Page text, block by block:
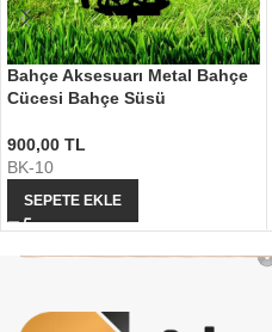
Bahçe Aksesuarı Metal Bahçe
Cücesi Bahçe Süsü
900,00 TL
BK-10
SEPETE EKLE